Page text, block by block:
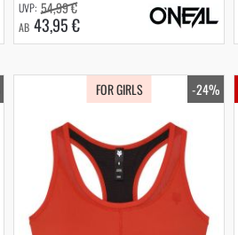
AB 43,95 €
54,99 €
-24%
FOR GIRLS